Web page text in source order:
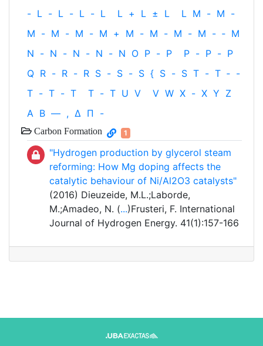
- L - L - L - L L + L ± L L M - M -
M - M - M - M + M - M - M - M - ‐ M
N - N - N - N - N O P - P P - P - P
Q R - R - R S - S - S { S - S T - T ‐ -
T - T - T T - T U V V W X - X Y Z
Α Β — , Δ Π -
Carbon Formation 1
"Hydrogen production by glycerol steam
reforming: How Mg doping affects the
catalytic behaviour of Ni/Al2O3 catalysts"
(2016) Dieuzeide, M.L.;Laborde,
M.;Amadeo, N. (...)Frusteri, F. International
Journal of Hydrogen Energy. 41(1):157-166